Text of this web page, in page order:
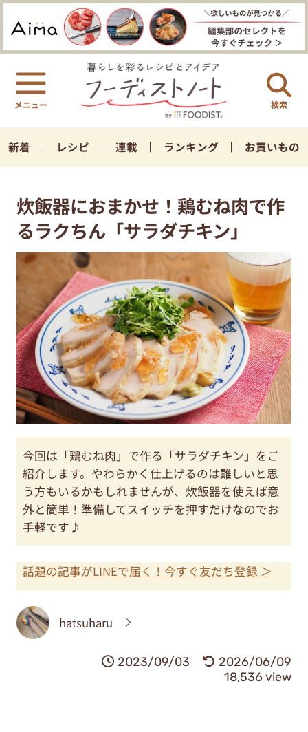
検索
新着 レシピ 連載 ランキング お買いもの
炊飯器におまかせ！鶏むね肉で作
るラクちん「サラダチキン」
今回は「鶏むね肉」で作る「サラダチキン」をご
紹介します。やわらかく仕上げるのは難しいと思
う方もいるかもしれませんが、炊飯器を使えば意
外と簡単！準備してスイッチを押すだけなのでお
手軽です♪
話題の記事がLINEで届く！今すぐ友だち登録 ＞
hatsuharu
2023/09/03
2026/06/09
18,536 view